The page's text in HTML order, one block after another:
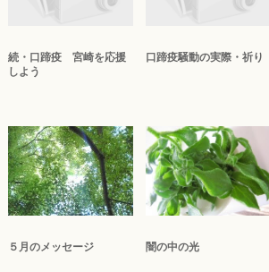
続・口蹄疫 宮崎を応援
しよう
口蹄疫騒動の実際・祈り
５月のメッセージ 闇の中の光